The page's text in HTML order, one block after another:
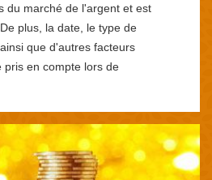
du marché de l'argent et est
plus, la date, le type de
que d'autres facteurs
pris en compte lors de